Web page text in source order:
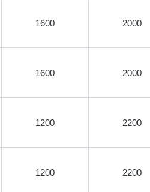
1600 2000
1600 2000
1200 2200
1200 2200